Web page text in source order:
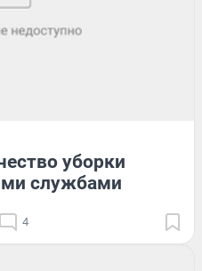
уборки
службами
4